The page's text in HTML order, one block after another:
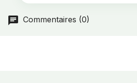
Commentaires (0)